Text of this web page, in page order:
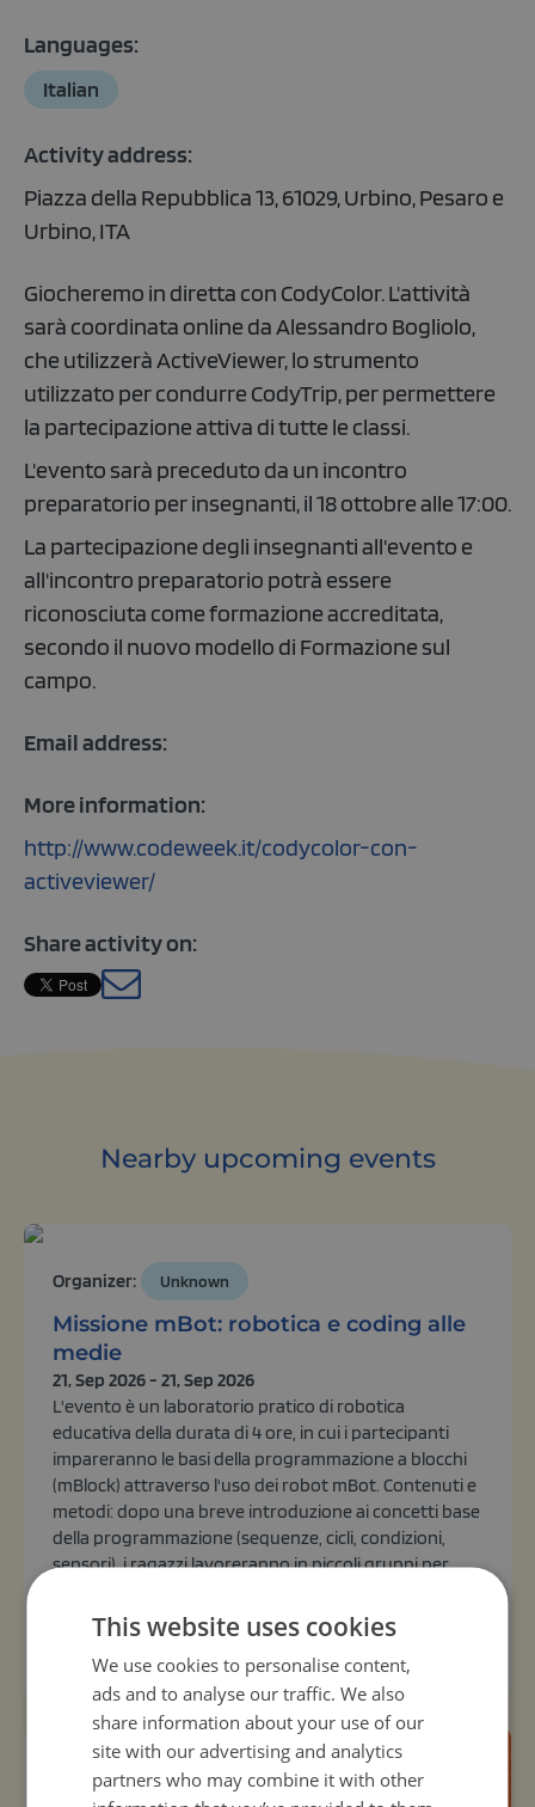
Languages:
Italian
Activity address:
Piazza della Repubblica 13, 61029, Urbino, Pesaro e
Urbino, ITA
Giocheremo in diretta con CodyColor. L'attività
sarà coordinata online da Alessandro Bogliolo,
che utilizzerà ActiveViewer, lo strumento
utilizzato per condurre CodyTrip, per permettere
la partecipazione attiva di tutte le classi.
L'evento sarà preceduto da un incontro
preparatorio per insegnanti, il 18 ottobre alle 17:00.
La partecipazione degli insegnanti all'evento e
all'incontro preparatorio potrà essere
riconosciuta come formazione accreditata,
secondo il nuovo modello di Formazione sul
campo.
Email address:
More information:
http://www.codeweek.it/codycolor-con-
activeviewer/
Share activity on:
Nearby upcoming events
Organizer: Unknown
Missione mBot: robotica e coding alle
medie
21, Sep 2026 - 21, Sep 2026
L'evento è un laboratorio pratico di robotica
educativa della durata di 4 ore, in cui i partecipanti
impareranno le basi della programmazione a blocchi
(mBlock) attraverso l'uso dei robot mBot. Contenuti e
metodi: dopo una breve introduzione ai concetti base
della programmazione (sequenze, cicli, condizioni,
sensori), i ragazzi lavoreranno in piccoli gruppi per
This website uses cookies
We use cookies to personalise content,
ads and to analyse our traffic. We also
share information about your use of our
site with our advertising and analytics
partners who may combine it with other